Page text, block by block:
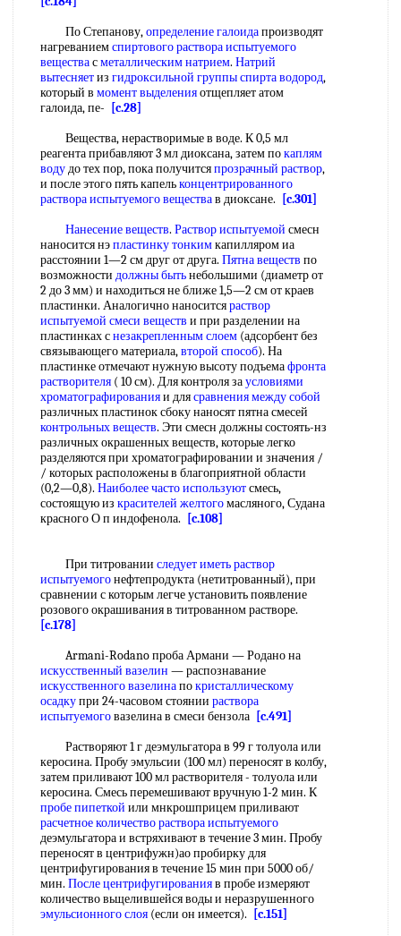
По Степанову,определение галоидапроизводят
нагреваниемспиртового раствораиспытуемого
веществасметаллическим натрием. Натрий
вытесняетиз гидроксильной группы спирта водород,
который в момент выделенияотщепляет атом
галоида, пе-
[c.28]
Вещества, нерастворимые в воде. К 0,5 мл
реагента прибавляют 3 мл диоксана, затем покаплям
водудо тех пор, пока получитсяпрозрачный раствор,
и после этого пять капельконцентрированного
раствораиспытуемого веществав диоксане.
[c.301]
Нанесение веществ. Раствор испытуемой смесн
наносится нэпластинку тонкимкапилляром иа
расстоянии 1—2 см друг от друга. Пятна веществ по
возможности должны бытьнебольшими (диаметр от
2 до 3 мм) и находиться не ближе 1,5—2 см от краев
пластинки. Аналогично наноситсяраствор
испытуемой смеси веществ и при разделении на
пластинках снезакрепленным слоем (адсорбент без
связывающего материала,второй способ). На
пластинке отмечают нужную высоту подъемафронта
растворителя ( 10 см). Для контроля заусловиями
хроматографированияи длясравнения междусобой
различных пластинок сбоку наносят пятна смесей
контрольных веществ. Эти смесн должны состоять-нз
различных окрашенных веществ, которые легко
разделяются при хроматографировании и значения /
/ которых расположены в благоприятной области
(0,2—0,8). Наиболее часто используютсмесь,
состоящую из красителей желтогомасляного, Судана
красного О п индофенола.
[c.108]
При титровании следует иметьраствор
испытуемогонефтепродукта (нетитрованный), при
сравнении с которым легче установить появление
розового окрашивания в титрованном растворе.
[c.178]
Armani-Rodano проба Армани — Родано на
искусственный вазелин — распознавание
искусственного вазелинапокристаллическому
осадкупри 24-часовом стоянии раствора
испытуемоговазелина в смеси бензола [c.491]
Растворяют 1 г деэмульгатора в 99 г толуола или
керосина. Пробу эмульсии (100 мл) переносят в колбу,
затем приливают 100 мл растворителя - толуола или
керосина. Смесь перемешивают вручную 1-2 мин. К
пробе пипеткой или мнкрошприцем приливают
расчетное количествораствора испытуемого
деэмульгатора и встряхивают в течение 3 мин. Пробу
переносят в центрифужн)ао пробирку для
центрифугирования в течение 15 мин при 5000 об/
мин. После центрифугированияв пробе измеряют
количество вьщелившейся воды и неразрушенного
эмульсионного слоя (если он имеется).
[c.151]